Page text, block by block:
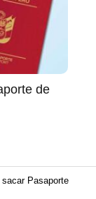
de
Pasaporte